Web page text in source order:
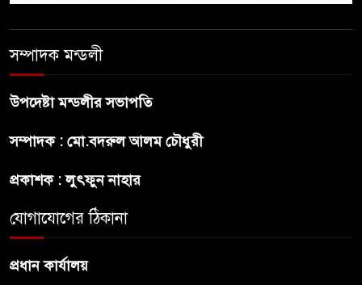
ট্রাম্পের ৪০ কোটি ডলারের ‘বলরুম
সম্পাদক মন্ডলী
উপদেষ্টা মন্ডলীর সভাপতি
সম্পাদক : মো.বদরুল আলম চৌধুরী
প্রকাশক : লুৎফুন নাহার
যোগাযোগের ঠিকানা
প্রধান কার্যালয়